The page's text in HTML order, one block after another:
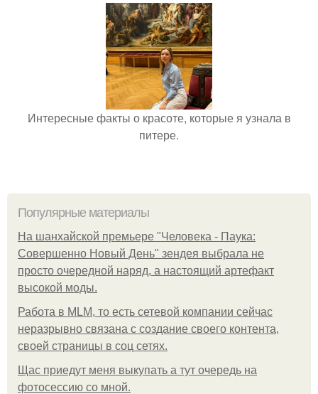
Интересные факты о красоте, которые я узнала в
питере.
Популярные материалы
На шанхайской премьере "Человека - Паука:
Совершенно Новый День" зендея выбрала не
просто очередной наряд, а настоящий артефакт
высокой моды.
Работа в MLM, то есть сетевой компании сейчас
неразрывно связана с создание своего контента,
своей страницы в соц сетях.
Щас приедут меня выкупать а тут очередь на
фотосессию со мной.